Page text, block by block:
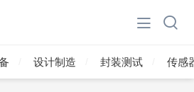
设计制造 封装测试 传感